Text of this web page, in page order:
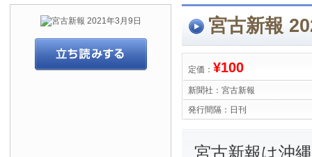
宮古新報
定価： ¥100
新聞社： 宮古新報
発行間隔： 日刊
宮古新報は沖